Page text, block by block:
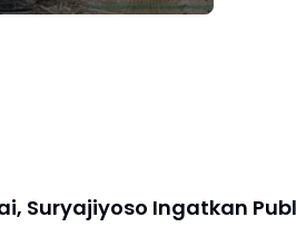
Suryajiyoso Ingatkan